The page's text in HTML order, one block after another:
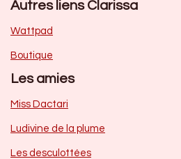
Autres liens Clarissa
Wattpad
Boutique
Les amies
Miss Dactari
Ludivine de la plume
Les desculottées